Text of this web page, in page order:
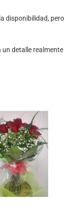
disponibilidad, pero
un detalle realmente